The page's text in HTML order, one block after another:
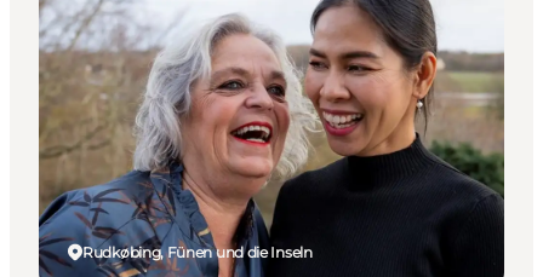
Essen & trinken
Übernachtung
Rudkøbing, Fünen und die Inseln